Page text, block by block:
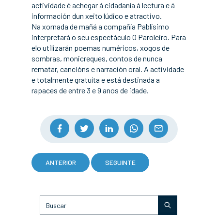
actividade é achegar á cidadanía á lectura e á
información dun xeito lúdico e atractivo.
Na xornada de mañá a compañía Pablísimo
interpretará o seu espectáculo O Paroleiro. Para
elo utilizarán poemas numéricos, xogos de
sombras, monicreques, contos de nunca
rematar, cancións e narración oral. A actividade
e totalmente gratuíta e está destinada a
rapaces de entre 3 e 9 anos de idade.
ANTERIOR SEGUINTE